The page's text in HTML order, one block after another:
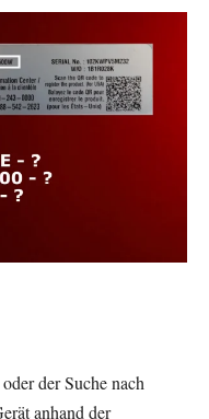
der Suche nach
anhand der